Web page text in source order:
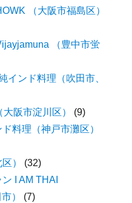
（大阪市福島区）
（豊中市蛍
インド料理（吹田市、
阪市淀川区）
(9)
料理（神戸市灘区）
）
(32)
I AM THAI
）
(7)